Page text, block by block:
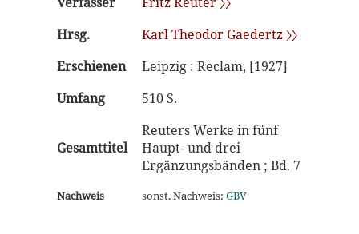
Hrsg.
Karl Theodor Gaedertz 〉〉
Erschienen
Leipzig : Reclam, [1927]
Umfang
510 S.
Gesamttitel
Reuters Werke in fünf
Haupt- und drei
Ergänzungsbänden ; Bd. 7
Nachweis sonst. Nachweis: GBV